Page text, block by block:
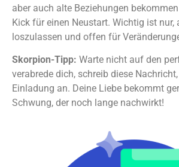
aber auch alte Beziehungen
Kick für einen Neustart. Wichtig ist nur,
loszulassen und offen für
Skorpion-Tipp: Warte nicht auf den
verabrede dich, schreib diese
Einladung an. Deine Liebe bekommt
Schwung, der noch lange nachwirkt!